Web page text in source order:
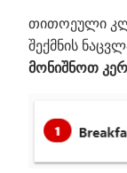
თითოეული
შექმნის
მონიშნოთ